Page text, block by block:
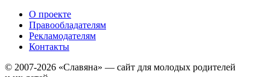
О проекте
Правообладателям
Рекламодателям
Контакты
© 2007-2026 «Славяна» — сайт для молодых родителей